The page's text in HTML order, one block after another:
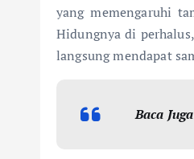
yang memengaruhi
Hidungnya di
langsung mendapat
Baca